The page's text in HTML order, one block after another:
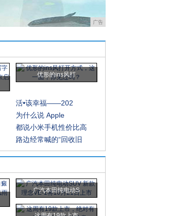
广告
优形的ins风打
活•该幸福——202
为什么说 Apple
都说小米手机性价比高
路边经常喊的“回收旧
广汽本田纯电动S